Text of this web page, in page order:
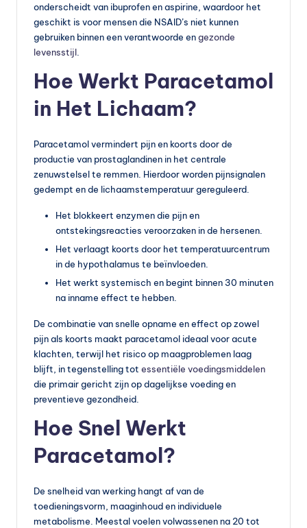
onderscheidt van ibuprofen en aspirine, waardoor het
geschikt is voor mensen die NSAID’s niet kunnen
gebruiken binnen een verantwoorde engezonde
levensstijl
Hoe Werkt Paracetamol
in Het Lichaam?
Paracetamol vermindert pijn en koorts door de
productie van prostaglandinen in het centrale
zenuwstelsel te remmen. Hierdoor worden pijnsignalen
gedempt en de lichaamstemperatuur gereguleerd.
Het blokkeert enzymen die pijn en
ontstekingsreacties veroorzaken in de hersenen.
Het verlaagt koorts door het temperatuurcentrum
in de hypothalamus te beïnvloeden.
Het werkt systemisch en begint binnen 30 minuten
na inname effect te hebben.
De combinatie van snelle opname en effect op zowel
pijn als koorts maakt paracetamol ideaal voor acute
klachten, terwijl het risico op maagproblemen laag
blijft, in tegenstelling tot essentiële voedingsmiddelen
die primair gericht zijn op dagelijkse voeding en
preventieve gezondheid.
Hoe Snel Werkt
Paracetamol?
De snelheid van werking hangt af van de
toedieningsvorm, maaginhoud en individuele
metabolisme. Meestal voelen volwassenen na 20 tot